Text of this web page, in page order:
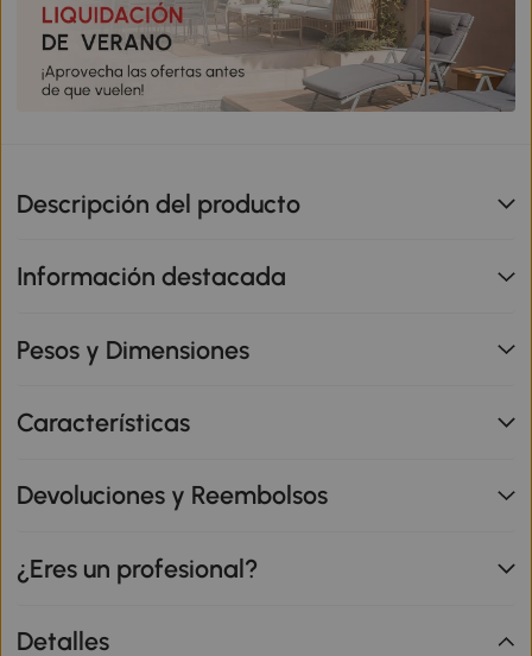
Descripción del producto
Información destacada
Pesos y Dimensiones
Características
Devoluciones y Reembolsos
¿Eres un profesional?
Detalles